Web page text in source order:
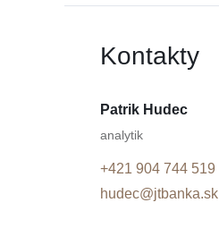
Kontakty
Patrik Hudec
analytik
+421 904 744 519
hudec@jtbanka.sk